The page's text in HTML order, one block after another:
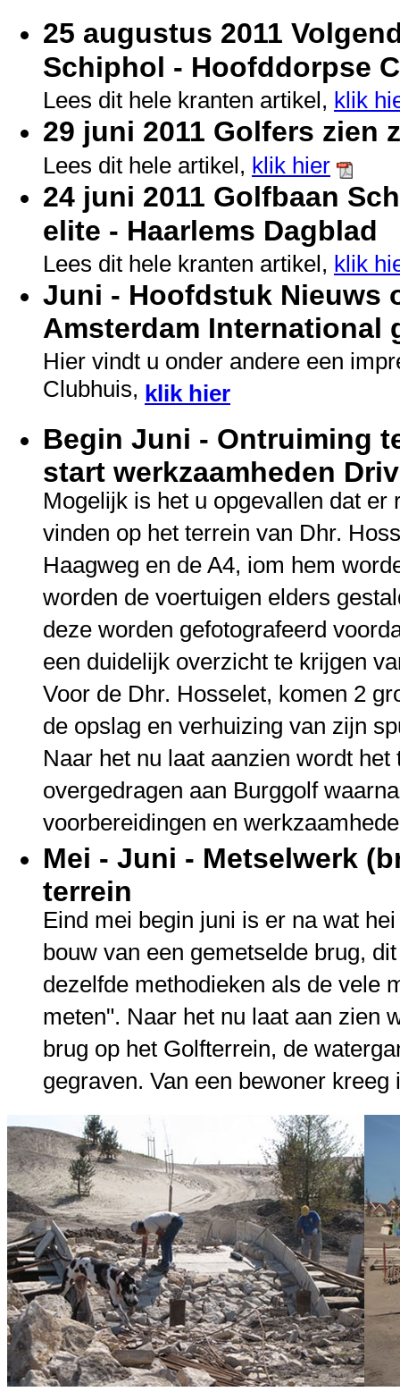
25 augustus 2011
Schiphol - Hoofddorpse
Lees dit hele kranten artikel, klik
29 juni 2011 Golfers zien
Lees dit hele artikel, klik hier
24 juni 2011 Golfbaan
elite - Haarlems Dagblad
Lees dit hele kranten artikel, klik
Juni - Hoofdstuk Nieuws
Amsterdam International
Hier vindt u onder andere een
Clubhuis, klik hier
Begin Juni - Ontruiming
start werkzaamheden
Mogelijk is het u opgevallen dat
vinden op het terrein van Dhr.
Haagweg en de A4, iom hem
worden de voertuigen elders
deze worden gefotografeerd
een duidelijk overzicht te krijgen
Voor de Dhr. Hosselet, komen 2
de opslag en verhuizing van zijn
Naar het nu laat aanzien wordt
overgedragen aan Burggolf
voorbereidingen en
Mei - Juni - Metselwerk
terrein
Eind mei begin juni is er na wat
bouw van een gemetselde brug,
dezelfde methodieken als de vele
meten". Naar het nu laat aan zien
brug op het Golfterrein, de
gegraven. Van een bewoner kreeg